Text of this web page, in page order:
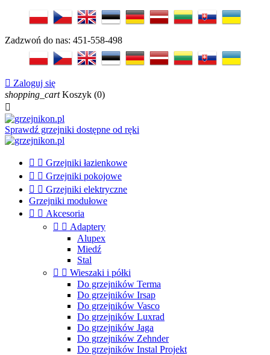
Zadzwoń do nas: 451-558-498
 Zaloguj się
shopping_cart Koszyk (0)

Sprawdź grzejniki dostępne od ręki
  Grzejniki łazienkowe
  Grzejniki pokojowe
  Grzejniki elektryczne
Grzejniki modułowe
  Akcesoria
  Adaptery
Alupex
Miedź
Stal
  Wieszaki i półki
Do grzejników Terma
Do grzejników Irsap
Do grzejników Vasco
Do grzejników Luxrad
Do grzejników Jaga
Do grzejników Zehnder
Do grzejników Instal Projekt